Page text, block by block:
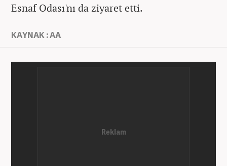
Esnaf Odası'nı da ziyaret etti.
KAYNAK : AA